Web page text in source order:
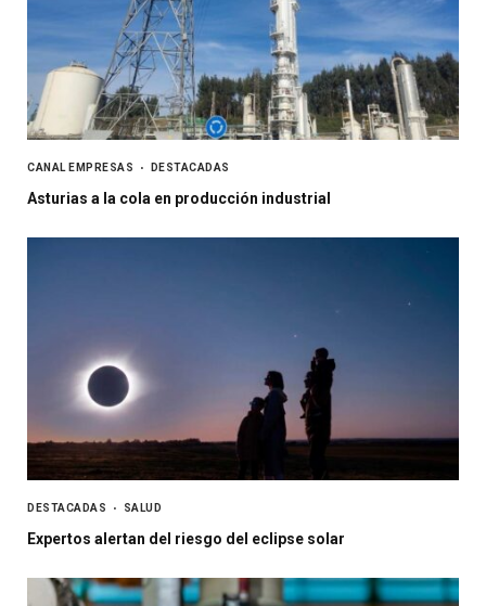
CANAL EMPRESAS DESTACADAS
Asturias a la cola en producción industrial
DESTACADAS SALUD
Expertos alertan del riesgo del eclipse solar